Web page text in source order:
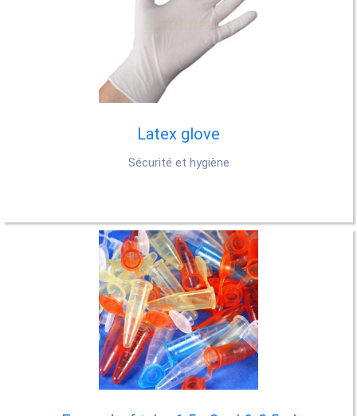
Latex glove
Sécurité et hygiène